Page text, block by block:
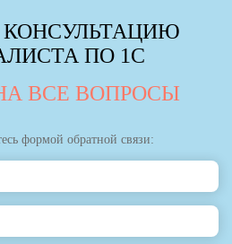
ПО 1С
ВСЕ ВОПРОСЫ
формой обратной связи: